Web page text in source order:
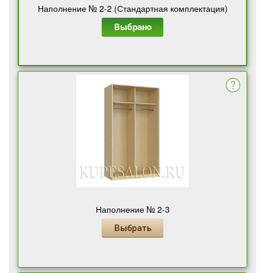
Наполнение № 2-2 (Стандартная комплектация)
Выбрано
Наполнение № 2-3
Выбрать